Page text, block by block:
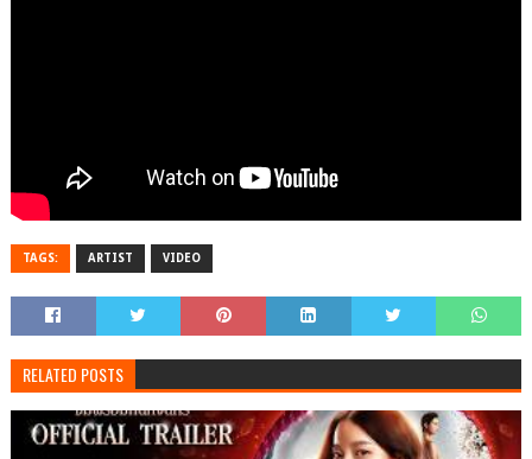
TAGS: ARTIST VIDEO
RELATED POSTS